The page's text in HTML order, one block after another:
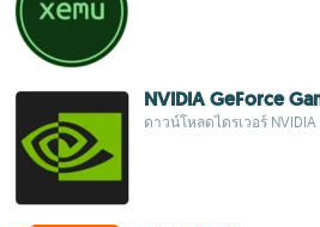
NVIDIA GeForce
ดาวน์โหลดไดรเวอร์